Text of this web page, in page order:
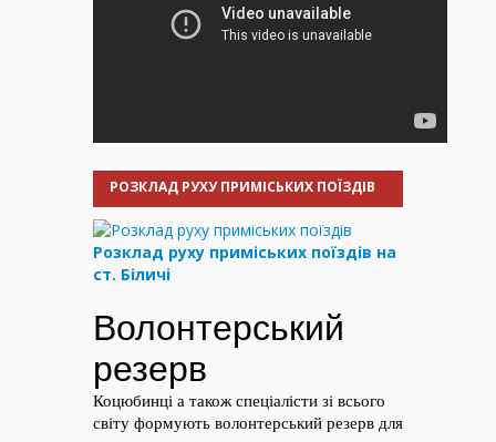
РОЗКЛАД РУХУ ПРИМІСЬКИХ ПОЇЗДІВ
Розклад руху приміських поїздів на
ст. Біличі